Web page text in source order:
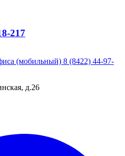
217
(мобильный) 8 (8422) 44-97-
д.26